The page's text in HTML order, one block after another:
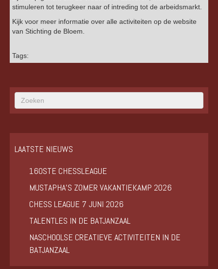
stimuleren tot terugkeer naar of intreding tot de arbeidsmarkt.
Kijk voor meer informatie over alle activiteiten op de website
van Stichting de Bloem.
Tags:
LAATSTE NIEUWS
160STE CHESSLEAGUE
MUSTAPHA’S ZOMER VAKANTIEKAMP 2026
CHESS LEAGUE 7 JUNI 2026
TALENTLES IN DE BATJANZAAL
NASCHOOLSE CREATIEVE ACTIVITEITEN IN DE
BATJANZAAL